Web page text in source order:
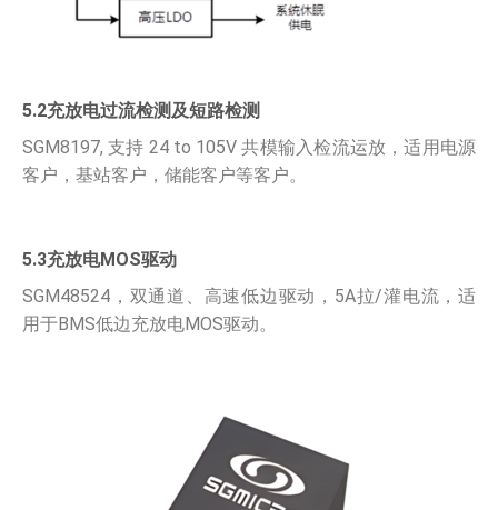
5.2充放电过流检测及短路检测
SGM8197, 支持 24 to 105V 共模输入检流运放，适用电源
客户，基站客户，储能客户等客户。
5.3充放电MOS驱动
SGM48524，双通道、高速低边驱动，5A拉/灌电流，适
用于BMS低边充放电MOS驱动。